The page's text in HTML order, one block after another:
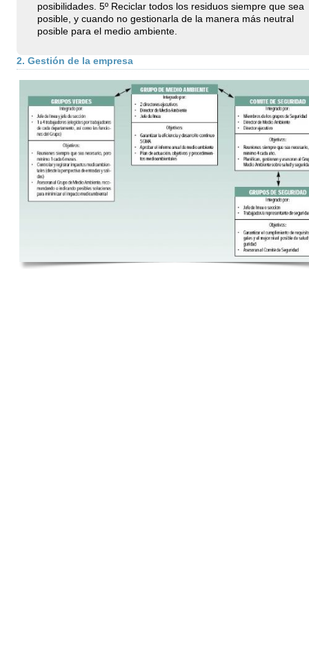
posibilidades. 5º Reciclar todos los residuos siempre que sea
posible, y cuando no gestionarla de la manera más neutral
posible para el medio ambiente.
2. Gestión de la empresa